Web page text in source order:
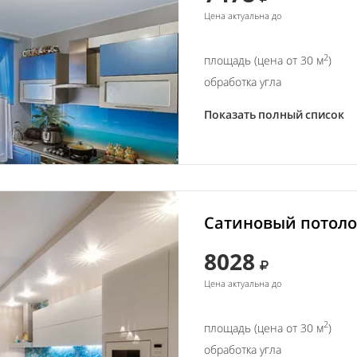
Цена актуальна до
площадь (цена от 30 м2)
обработка угла
Показать полный список
Сатиновый
8028
Цена актуальна до
площадь (цена от 30 м2)
обработка угла